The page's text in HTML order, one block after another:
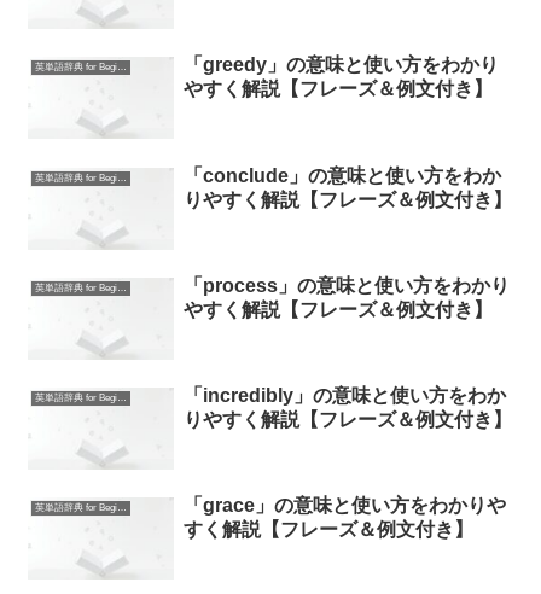
英単語辞典 for Beginners
「greedy」の意味と使い方をわかり
やすく解説【フレーズ＆例文付き】
英単語辞典 for Beginners
「conclude」の意味と使い方をわか
りやすく解説【フレーズ＆例文付き】
英単語辞典 for Beginners
「process」の意味と使い方をわかり
やすく解説【フレーズ＆例文付き】
英単語辞典 for Beginners
「incredibly」の意味と使い方をわか
りやすく解説【フレーズ＆例文付き】
英単語辞典 for Beginners
「grace」の意味と使い方をわかりや
すく解説【フレーズ＆例文付き】